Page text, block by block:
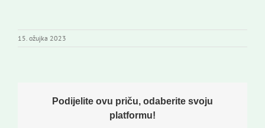
15. ožujka 2023
Podijelite ovu priču, odaberite svoju
platformu!